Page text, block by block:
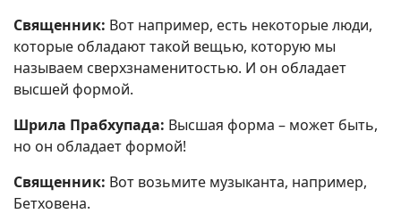
Священник: Вот например, есть некоторые люди,
которые обладают такой вещью, которую мы
называем сверхзнаменитостью. И он обладает
высшей формой.
Шрила Прабхупада: Высшая форма – может быть,
но он обладает формой!
Священник: Вот возьмите музыканта, например,
Бетховена.